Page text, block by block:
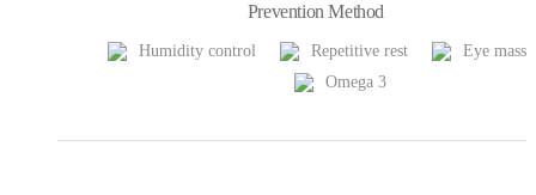
Prevention Method
Humidity control Repetitive rest
Eye
Omega 3